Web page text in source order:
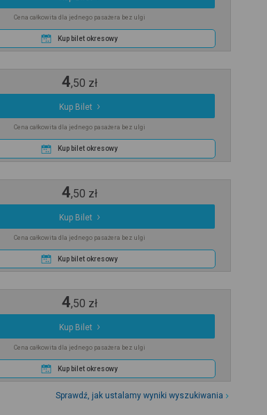
Cena całkowita dla jednego pasażera bez ulgi
Kup bilet okresowy
4,50 zł
Kup Bilet
Cena całkowita dla jednego pasażera bez ulgi
Kup bilet okresowy
4,50 zł
Kup Bilet
Cena całkowita dla jednego pasażera bez ulgi
Kup bilet okresowy
4,50 zł
Kup Bilet
Cena całkowita dla jednego pasażera bez ulgi
Kup bilet okresowy
Sprawdź, jak ustalamy wyniki wyszukiwania